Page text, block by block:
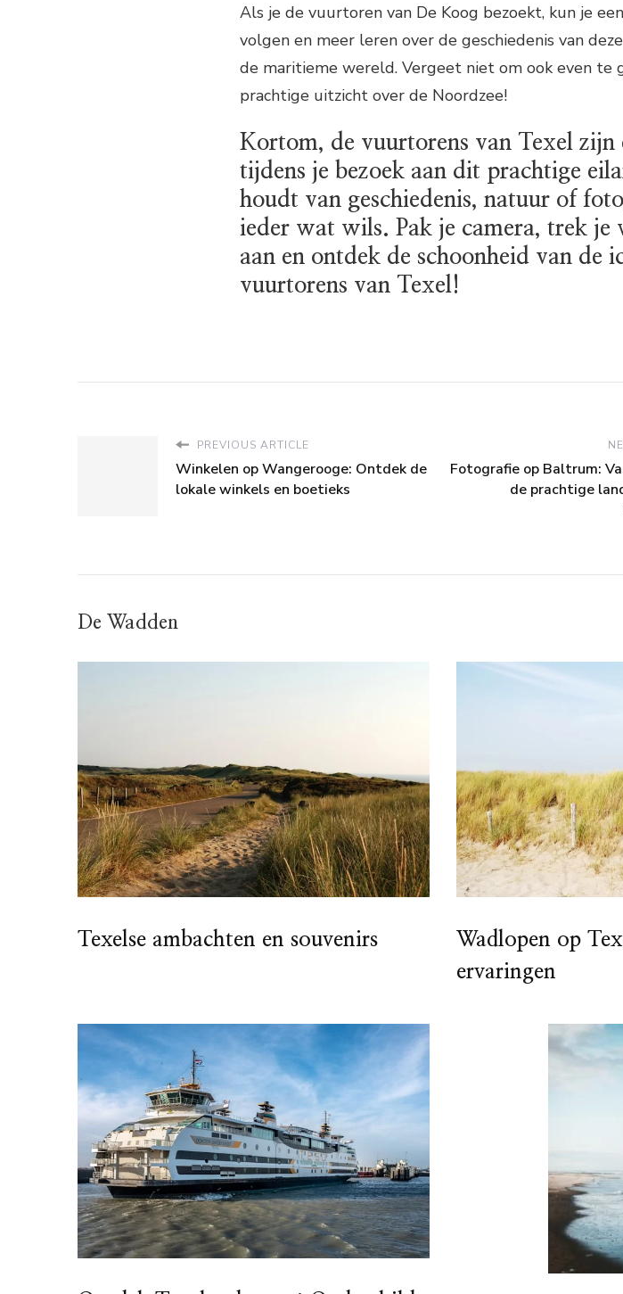
Als je de vuurtoren van De Koog bezoekt, kun je
volgen en meer leren over de geschiedenis van
de maritieme wereld. Vergeet niet om ook even te
prachtige uitzicht over de Noordzee!
Kortom, de vuurtorens van Texel zijn
tijdens je bezoek aan dit prachtige
houdt van geschiedenis, natuur of
ieder wat wils. Pak je camera, trek je
aan en ontdek de schoonheid van de
vuurtorens van Texel!
PREVIOUS ARTICLE
Winkelen op Wangerooge: Ontdek de
lokale winkels en boetieks
Fotografie op Baltrum:
de prachtige
De Wadden
Texelse ambachten en souvenirs
Wadlopen op
ervaringen